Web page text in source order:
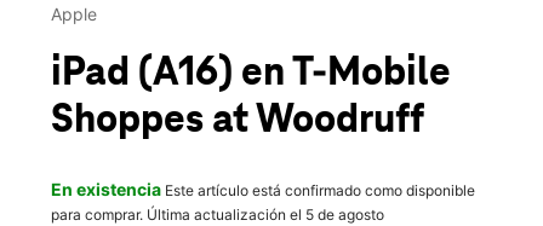
Mar.:
location_on
1401D Woodruff Rd Greenville, SC 29607
Apple
iPad (A16) en T-Mobile
Shoppes at Woodruff
En existencia Este artículo está confirmado como disponible
para comprar. Última actualización el 5 de agosto